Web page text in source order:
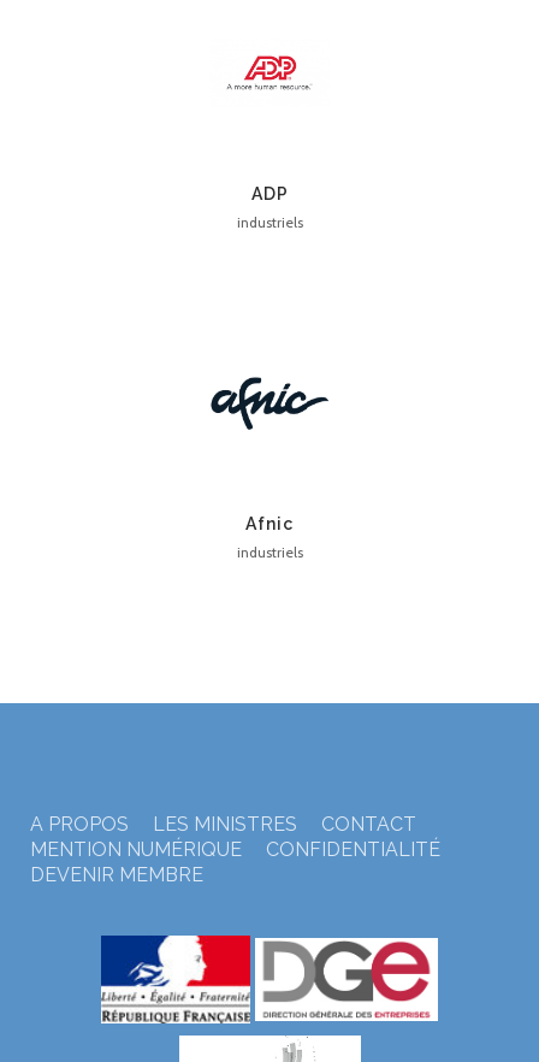
ADP
industriels
Afnic
industriels
A PROPOS LES MINISTRES
CONTACT
MENTION NUMÉRIQUE
CONFIDENTIALITÉ
DEVENIR MEMBRE